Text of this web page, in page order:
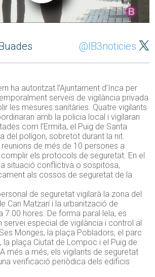
@IB3noticies
ha autoritzat l’Ajuntament d’Inca per
serveis de vigilància privada
les mesures sanitàries. Quatre vigilants
amb la policia local i vigilaran
com l’Ermita, el Puig de Santa
del polígon, sobretot durant la nit.
reunions de més de 10 persones a
els protocols de seguretat. En el
situació conflictiva o sospitosa,
als cossos de seguretat de la
de seguretat vigilarà la zona del
Can Matzarí i la urbanització de
7.00 hores. De forma paral·lela, es
servei especial de vigilància i control al
Monges, la plaça Pobladors, el parc
la plaça Ciutat de Lompoc i el Puig de
més a més, els vigilants de seguretat
verificació periòdica dels edificis